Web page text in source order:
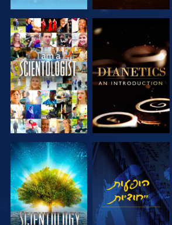
בדוק את הסדרה צפה
צפה בדוק את הסדרה